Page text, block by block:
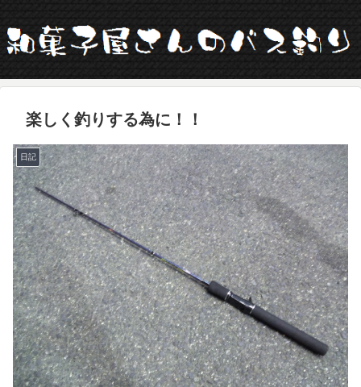
楽しく釣りする為に！！
日記